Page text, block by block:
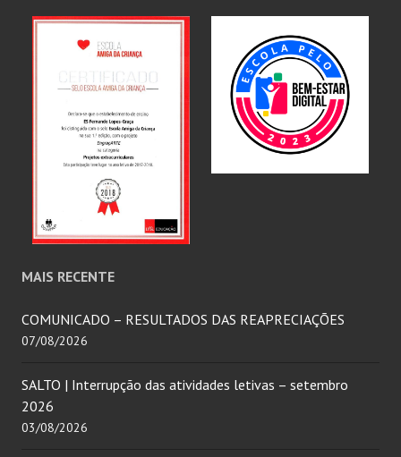
MAIS RECENTE
COMUNICADO – RESULTADOS DAS REAPRECIAÇÕES
07/08/2026
SALTO | Interrupção das atividades letivas – setembro
2026
03/08/2026